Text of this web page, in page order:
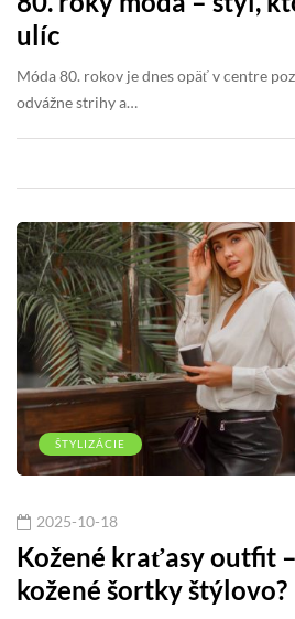
ulíc
Móda 80. rokov je dnes opäť v centre
odvážne strihy a…
ŠTYLIZÁCIE
2025-10-18
Kožené kraťasy outfit
kožené šortky štýlovo?